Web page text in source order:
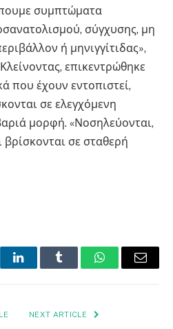
συμπτώματα
σύγχυσης, μη
ή μηνιγγίτιδας»,
επικεντρώθηκε
που έχουν εντοπιστεί,
σε ελεγχόμενη
μορφή. «Νοσηλεύονται,
σε σταθερή
LinkedInTumblr WhatsAppEmail
NEXT ARTICLE